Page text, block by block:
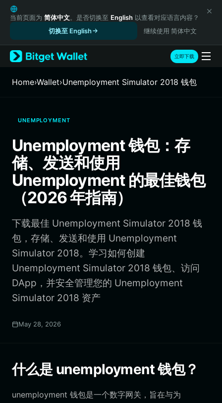
English
日本語
Русский
Español (Latinoamérica)
Türkçe
Italiano
繁體中文
Português (Portugal)
Bahasa Indonesia
ภาษาไทย
हिन्दी
Español
Português (Brasil)
Español (Argentina)
当前页面为 简体中文。是否切换至 English 以查看对应语言内容？
切换至 English
继续使用 简体中文
立即下载
Home›Wallet›Unemployment Simulator 2018 钱包
UNEMPLOYMENT
Unemployment 钱包：存
储、发送和使用
Unemployment 的最佳钱包
（2026 年指南）
下载最佳 Unemployment Simulator 2018 钱
包，存储、发送和使用 Unemployment
Simulator 2018。学习如何创建
Unemployment Simulator 2018 钱包、访问
DApp，并安全管理您的 Unemployment
Simulator 2018 资产
May 28, 2026
什么是 unemployment 钱包？
unemployment 钱包是一个数字网关，旨在与为